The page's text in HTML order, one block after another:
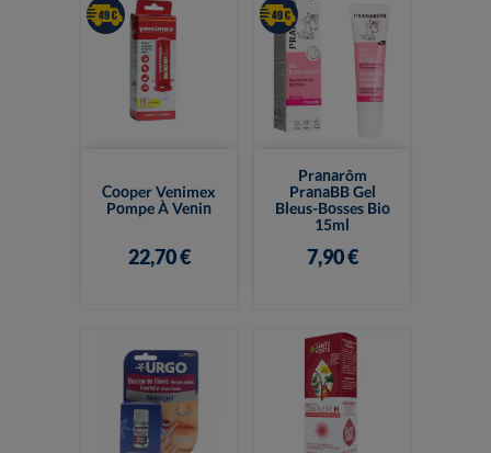
Cooper Venimex
Pompe À Venin
22,70 €
Pranarôm
PranaBB Gel
Bleus-Bosses Bio
15ml
7,90 €